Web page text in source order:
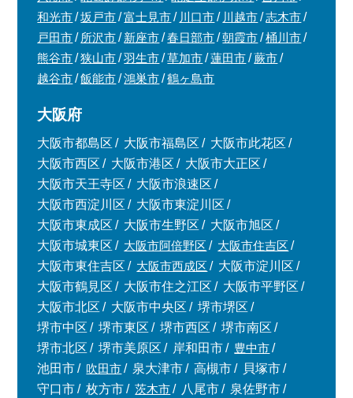
和光市
坂戸市 富士見市 川口市 川越市
志木市
戸田市
所沢市 新座市 春日部市 朝霞市
桶川市
熊谷市
狭山市 羽生市 草加市 蓮田市
蕨市
越谷市
飯能市 鴻巣市 鶴ヶ島市
大阪府
大阪市都島区 大阪市福島区
大阪市此花区
大阪市西区
大阪市港区
大阪市大正区
大阪市天王寺区
大阪市浪速区
大阪市西淀川区
大阪市東淀川区
大阪市東成区
大阪市生野区
大阪市旭区
大阪市城東区
大阪市阿倍野区
大阪市住吉区
大阪市東住吉区
大阪市西成区
大阪市淀川区
大阪市鶴見区
大阪市住之江区
大阪市平野区
大阪市北区
大阪市中央区
堺市堺区
堺市中区
堺市東区 堺市西区
堺市南区
堺市北区
堺市美原区 岸和田市
豊中市
池田市
吹田市 泉大津市 高槻市
貝塚市
守口市
枚方市 茨木市 八尾市
泉佐野市